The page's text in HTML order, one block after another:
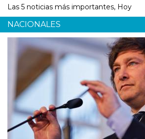
Las 5 noticias más importantes, Hoy
NACIONALES